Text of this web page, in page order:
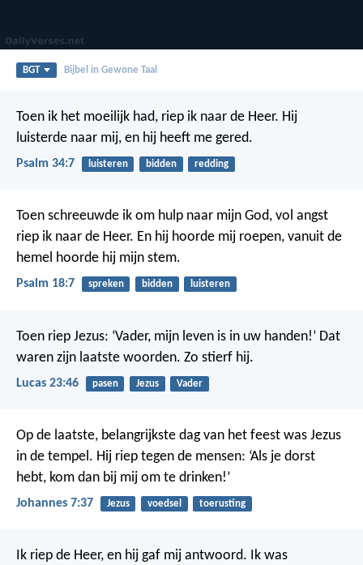
BGT Bijbel in Gewone Taal
Toen ik het moeilijk had, riep ik naar de Heer. Hij
luisterde naar mij, en hij heeft me gered.
Psalm 34:7 luisteren bidden redding
Toen schreeuwde ik om hulp naar mijn God, vol angst
riep ik naar de Heer. En hij hoorde mij roepen, vanuit de
hemel hoorde hij mijn stem.
Psalm 18:7 spreken bidden luisteren
Toen riep Jezus: ‘Vader, mijn leven is in uw handen!’ Dat
waren zijn laatste woorden. Zo stierf hij.
Lucas 23:46 pasen Jezus Vader
Op de laatste, belangrijkste dag van het feest was Jezus
in de tempel. Hij riep tegen de mensen: ‘Als je dorst
hebt, kom dan bij mij om te drinken!’
Johannes 7:37 Jezus voedsel toerusting
Ik riep de Heer, en hij gaf mij antwoord. Ik was